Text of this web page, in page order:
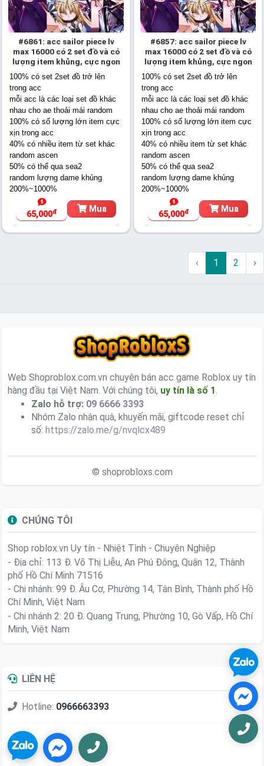
#6861: acc sailor piece lv
max 16000 có 2 set đồ và có
lượng item khủng, cực ngon
100% có set 2set đồ trở lên
trong acc
mỗi acc là các loại set đồ khác
nhau cho ae thoải mái random
100% có số lượng lớn item cực
xịn trong acc
40% có nhiều item từ set khác
random ascen
50% có thể qua sea2
random lượng dame khủng
200%~1000%
65,000đ Mua
#6857: acc sailor piece lv
max 16000 có 2 set đồ và có
lượng item khủng, cực ngon
100% có set 2set đồ trở lên
trong acc
mỗi acc là các loại set đồ khác
nhau cho ae thoải mái random
100% có số lượng lớn item cực
xịn trong acc
40% có nhiều item từ set khác
random ascen
50% có thể qua sea2
random lượng dame khủng
200%~1000%
65,000đ Mua
‹ 1 2 ›
Web Shoproblox.com.vn chuyên bán acc game Roblox uy tín
hàng đầu tại Việt Nam. Với chúng tôi, uy tín là số 1
Zalo hỗ trợ: 09 6666 3393
Nhóm Zalo nhận quà, khuyến mãi, giftcode reset chỉ
số: https://zalo.me/g/nvqlcx489
© shoprobloxs.com
CHÚNG TÔI
Shop roblox.vn Uy tín - Nhiệt Tình - Chuyên Nghiệp
- Địa chỉ: 113 Đ. Võ Thị Liễu, An Phú Đông, Quận 12, Thành
phố Hồ Chí Minh 71516
- Chi nhánh: 99 Đ. Âu Cơ, Phường 14, Tân Bình, Thành phố Hồ
Chí Minh, Việt Nam
- Chi nhánh 2: 20 Đ. Quang Trung, Phường 10, Gò Vấp, Hồ Chí
Minh, Việt Nam
LIÊN HỆ
Hotline: 0966663393